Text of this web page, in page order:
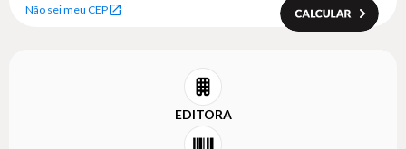
Não sei meu CEP
EDITORA